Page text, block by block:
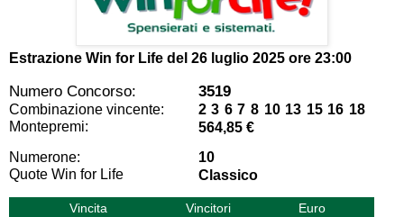
Estrazione Win for Life del 26 luglio 2025 ore 23:00
Numero Concorso: 3519
Combinazione vincente:
2 3 6 7 8 10 13 15 16 18
Montepremi:
564,85 €
Numerone:
10
Quote Win for Life
Classico
Vincita Vincitori
Euro